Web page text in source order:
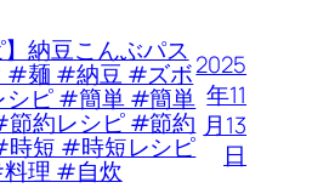
】納豆こんぶパス
麺 #納豆 #ズボ
シピ #簡単 #簡単
約レシピ #節約
短 #時短レシピ
理 #自炊
2025
年11
月13
日